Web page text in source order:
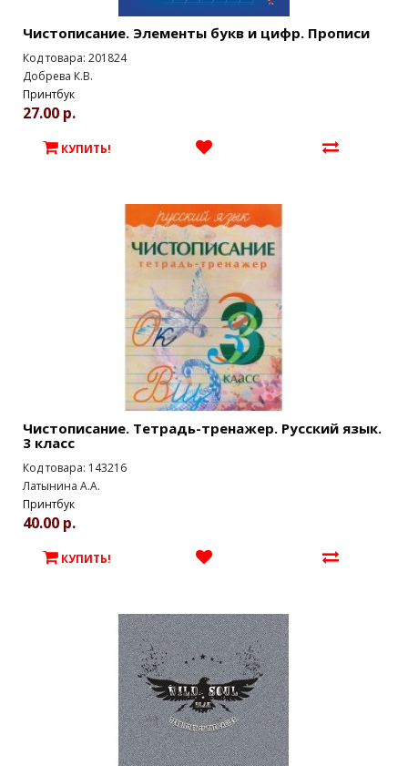
Чистописание. Элементы букв и цифр. Прописи
Код товара: 201824
Добрева К.В.
Принтбук
27.00 р.
КУПИТЬ!
Чистописание. Тетрадь-тренажер. Русский язык.
3 класс
Код товара: 143216
Латынина А.А.
Принтбук
40.00 р.
КУПИТЬ!